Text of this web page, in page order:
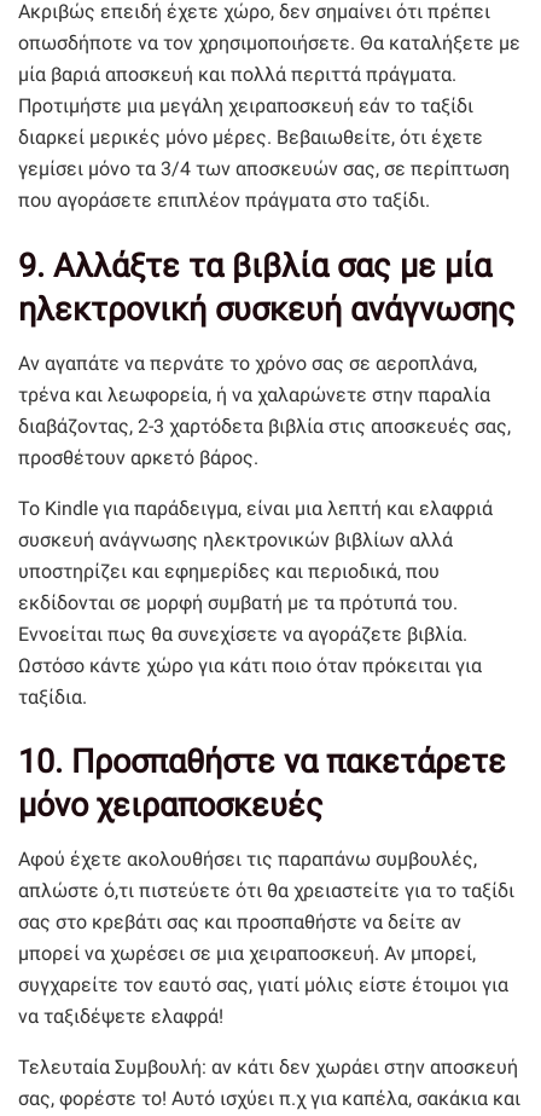
Ακριβώς επειδή έχετε χώρο, δεν σημαίνει ότι πρέπει
οπωσδήποτε να τον χρησιμοποιήσετε. Θα καταλήξετε με
μία βαριά αποσκευή και πολλά περιττά πράγματα.
Προτιμήστε μια μεγάλη χειραποσκευή εάν το ταξίδι
διαρκεί μερικές μόνο μέρες. Βεβαιωθείτε, ότι έχετε
γεμίσει μόνο τα 3/4 των αποσκευών σας, σε περίπτωση
που αγοράσετε επιπλέον πράγματα στο ταξίδι.
9. Αλλάξτε τα βιβλία σας με μία
ηλεκτρονική συσκευή ανάγνωσης
Αν αγαπάτε να περνάτε το χρόνο σας σε αεροπλάνα,
τρένα και λεωφορεία, ή να χαλαρώνετε στην παραλία
διαβάζοντας, 2-3 χαρτόδετα βιβλία στις αποσκευές σας,
προσθέτουν αρκετό βάρος.
Το Kindle για παράδειγμα, είναι μια λεπτή και ελαφριά
συσκευή ανάγνωσης ηλεκτρονικών βιβλίων αλλά
υποστηρίζει και εφημερίδες και περιοδικά, που
εκδίδονται σε μορφή συμβατή με τα πρότυπά του.
Εννοείται πως θα συνεχίσετε να αγοράζετε βιβλία.
Ωστόσο κάντε χώρο για κάτι ποιο όταν πρόκειται για
ταξίδια.
10. Προσπαθήστε να πακετάρετε
μόνο χειραποσκευές
Αφού έχετε ακολουθήσει τις παραπάνω συμβουλές,
απλώστε ό,τι πιστεύετε ότι θα χρειαστείτε για το ταξίδι
σας στο κρεβάτι σας και προσπαθήστε να δείτε αν
μπορεί να χωρέσει σε μια χειραποσκευή. Αν μπορεί,
συγχαρείτε τον εαυτό σας, γιατί μόλις είστε έτοιμοι για
να ταξιδέψετε ελαφρά!
Τελευταία Συμβουλή: αν κάτι δεν χωράει στην αποσκευή
σας, φορέστε το! Αυτό ισχύει π.χ για καπέλα, σακάκια και